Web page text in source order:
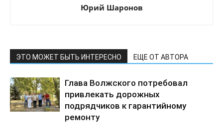
Юрий Шаронов
ЭТО МОЖЕТ БЫТЬ ИНТЕРЕСНО ЕЩЕ ОТ АВТОРА
Глава Волжского потребовал
привлекать дорожных
подрядчиков к гарантийному
ремонту